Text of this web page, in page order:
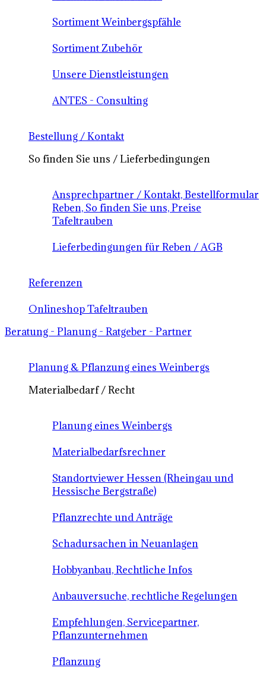
Sortiment Weinbergspfähle
Sortiment Zubehör
Unsere Dienstleistungen
ANTES - Consulting
Bestellung / Kontakt
So finden Sie uns / Lieferbedingungen
Ansprechpartner / Kontakt, Bestellformular
Reben, So finden Sie uns, Preise
Tafeltrauben
Lieferbedingungen für Reben / AGB
Referenzen
Onlineshop Tafeltrauben
Beratung - Planung - Ratgeber - Partner
Planung & Pflanzung eines Weinbergs
Materialbedarf / Recht
Planung eines Weinbergs
Materialbedarfsrechner
Standortviewer Hessen (Rheingau und
Hessische Bergstraße)
Pflanzrechte und Anträge
Schadursachen in Neuanlagen
Hobbyanbau, Rechtliche Infos
Anbauversuche, rechtliche Regelungen
Empfehlungen, Servicepartner,
Pflanzunternehmen
Pflanzung